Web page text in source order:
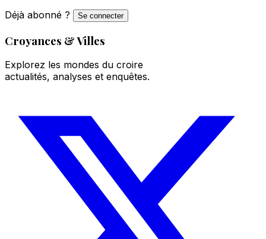
Déjà abonné ?
Se connecter
Croyances & Villes
Explorez les mondes du croire
actualités, analyses et enquêtes.